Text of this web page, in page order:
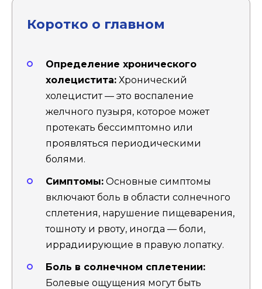
Коротко о главном
Определение хронического
холецистита: Хронический
холецистит — это воспаление
желчного пузыря, которое может
протекать бессимптомно или
проявляться периодическими
болями.
Симптомы: Основные симптомы
включают боль в области солнечного
сплетения, нарушение пищеварения,
тошноту и рвоту, иногда — боли,
иррадиирующие в правую лопатку.
Боль в солнечном сплетении:
Болевые ощущения могут быть